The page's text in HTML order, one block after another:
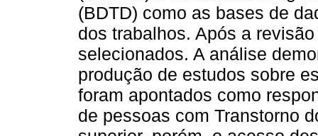
(BDTD) como as bases de
dos trabalhos. Após a
selecionados. A análise
produção de estudos sobre
foram apontados como
de pessoas com Transtorno